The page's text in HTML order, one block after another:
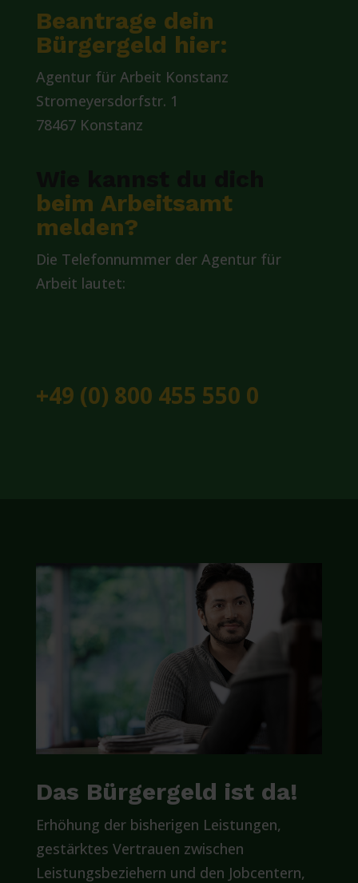
Beantrage dein
Bürgergeld hier:
Agentur für Arbeit Konstanz
Stromeyersdorfstr. 1
78467 Konstanz
beim Arbeitsamt
melden?
Die Telefonnummer der Agentur für
Arbeit lautet:
+49 (0) 800 455 550 0
Das Bürgergeld ist da!
Erhöhung der bisherigen Leistungen,
gestärktes Vertrauen zwischen
Leistungsbeziehern und den Jobcentern,